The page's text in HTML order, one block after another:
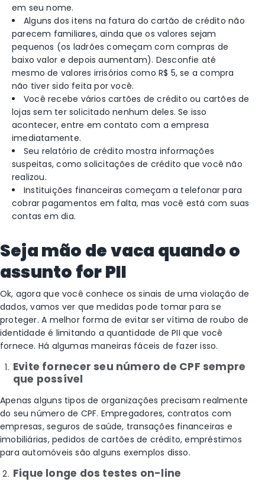
em seu nome.
Alguns dos itens na fatura do cartão de crédito não
parecem familiares, ainda que os valores sejam
pequenos (os ladrões começam com compras de
baixo valor e depois aumentam). Desconfie até
mesmo de valores irrisórios como R$ 5, se a compra
não tiver sido feita por você.
Você recebe vários cartões de crédito ou cartões de
lojas sem ter solicitado nenhum deles. Se isso
acontecer, entre em contato com a empresa
imediatamente.
Seu relatório de crédito mostra informações
suspeitas, como solicitações de crédito que você não
realizou.
Instituições financeiras começam a telefonar para
cobrar pagamentos em falta, mas você está com suas
contas em dia.
Seja mão de vaca quando o
assunto for PII
Ok, agora que você conhece os sinais de uma violação de
dados, vamos ver que medidas pode tomar para se
proteger. A melhor forma de evitar ser vítima de roubo de
identidade é limitando a quantidade de PII que você
fornece. Há algumas maneiras fáceis de fazer isso.
Evite fornecer seu número de CPF sempre
que possível
Apenas alguns tipos de organizações precisam realmente
do seu número de CPF. Empregadores, contratos com
empresas, seguros de saúde, transações financeiras e
imobiliárias, pedidos de cartões de crédito, empréstimos
para automóveis são alguns exemplos disso.
Fique longe dos testes on-line